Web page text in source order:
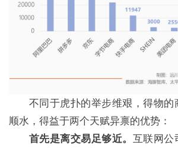
不同于虎扑的举步维艰，得物的
顺水，得益于两个天赋异禀的优势：
首先是离交易足够近。 互联网公